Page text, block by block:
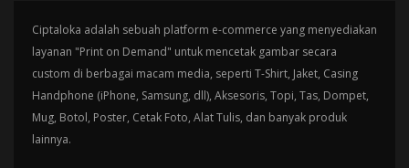
Ciptaloka adalah sebuah platform e-commerce yang menyediakan
layanan "Print on Demand" untuk mencetak gambar secara
custom di berbagai macam media, seperti T-Shirt, Jaket, Casing
Handphone (iPhone, Samsung, dll), Aksesoris, Topi, Tas, Dompet,
Mug, Botol, Poster, Cetak Foto, Alat Tulis, dan banyak produk
lainnya.